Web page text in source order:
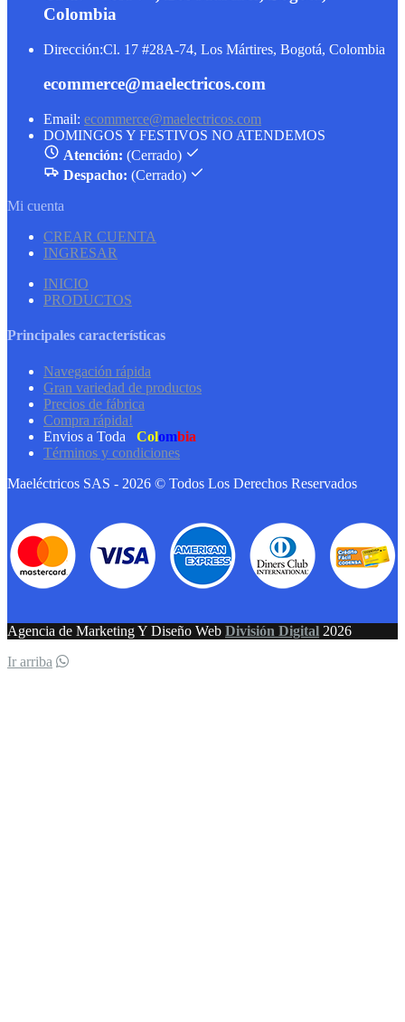
Colombia
Dirección:Cl. 17 #28A-74, Los Mártires, Bogotá, Colombia
ecommerce@maelectricos.com
Email: ecommerce@maelectricos.com
DOMINGOS Y FESTIVOS NO ATENDEMOS
Atención: (Cerrado)
Despacho: (Cerrado)
Mi cuenta
CREAR CUENTA
INGRESAR
INICIO
PRODUCTOS
Principales características
Navegación rápida
Gran variedad de productos
Precios de fábrica
Compra rápida!
Envios a Toda
Colombia
Términos y condiciones
Maeléctricos SAS - 2026 © Todos Los Derechos Reservados
Agencia de Marketing Y Diseño Web División Digital 2026
Ir arriba